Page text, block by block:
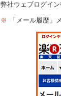
弊社ウェブログイ
※ 「メール履歴」